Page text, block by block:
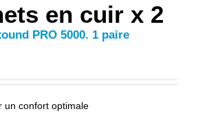
en cuir x 2
PRO 5000. 1 paire
un confort optimale